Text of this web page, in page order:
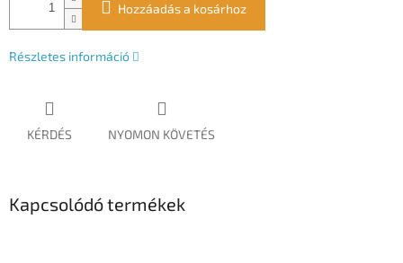
Hozzáadás a kosárhoz
Részletes információ
KÉRDÉS NYOMON KÖVETÉS
Kapcsolódó termékek